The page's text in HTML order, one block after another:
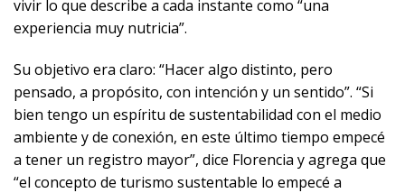
vivir lo que describe a cada instante como “una
experiencia muy nutricia”.
Su objetivo era claro: “Hacer algo distinto, pero
pensado, a propósito, con intención y un sentido”. “Si
bien tengo un espíritu de sustentabilidad con el medio
ambiente y de conexión, en este último tiempo empecé
a tener un registro mayor”, dice Florencia y agrega que
“el concepto de turismo sustentable lo empecé a